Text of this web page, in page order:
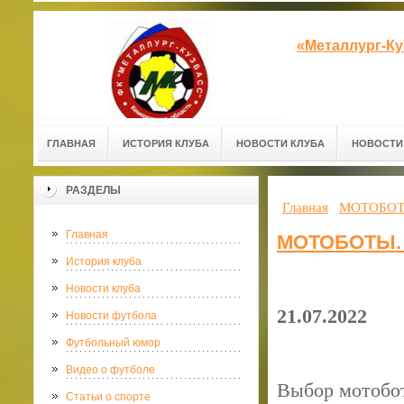
«Металлург-
ГЛАВНАЯ ИСТОРИЯ КЛУБА НОВОСТИ КЛУБА
РАЗДЕЛЫ
Главная
История клуба
Новости клуба
Новости футбола
Футбольный юмор
Видео о футболе
Статьи о спорте
Главная
21.07.2022
Выбор